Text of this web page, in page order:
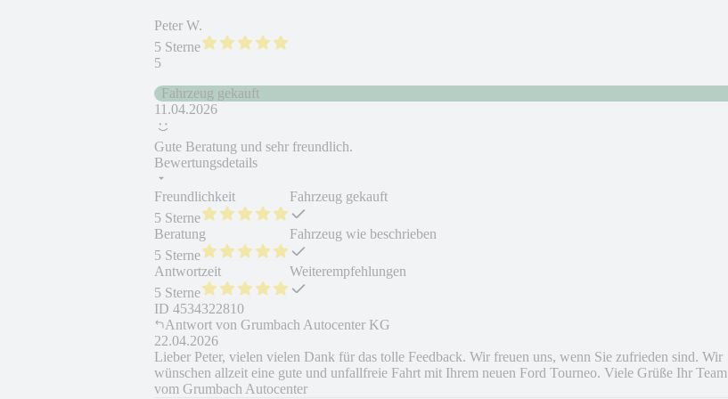
Peter W.
5 Sterne
5
Fahrzeug gekauft
11.04.2026
Gute Beratung und sehr freundlich.
Bewertungsdetails
Freundlichkeit
5 Sterne
Beratung
5 Sterne
Antwortzeit
5 Sterne
Fahrzeug gekauft
Fahrzeug wie beschrieben
Weiterempfehlungen
ID 4534322810
Antwort von Grumbach Autocenter KG
22.04.2026
Lieber Peter, vielen vielen Dank für das tolle Feedback. Wir freuen uns, wenn Sie zufrieden sind. Wir
wünschen allzeit eine gute und unfallfreie Fahrt mit Ihrem neuen Ford Tourneo. Viele Grüße Ihr Team
vom Grumbach Autocenter